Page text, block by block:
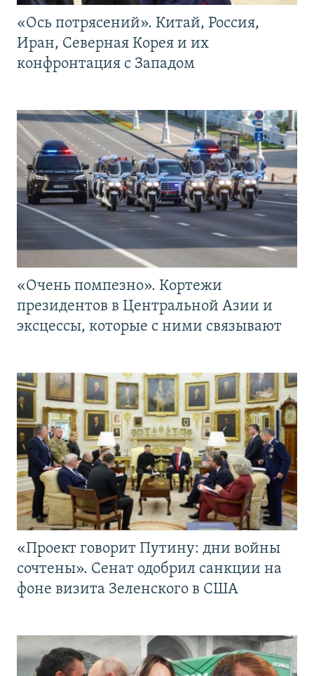
«Ось потрясений». Китай, Россия,
Иран, Северная Корея и их
конфронтация с Западом
«Очень помпезно». Кортежи
президентов в Центральной Азии и
эксцессы, которые с ними связывают
«Проект говорит Путину: дни войны
сочтены». Сенат одобрил санкции на
фоне визита Зеленского в США